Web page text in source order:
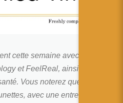
cette semaine avec les
et FeelReal, ainsi que
Vous noterez que nous
avec une entreprise